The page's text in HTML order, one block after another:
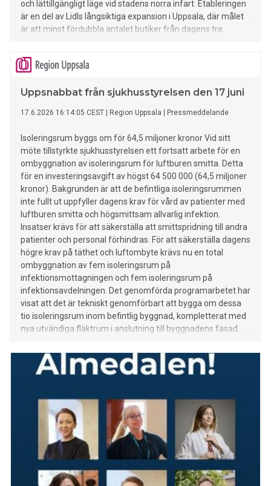
och lättillgängligt läge vid stadens norra infart. Etableringen
är en del av Lidls långsiktiga expansion i Uppsala, där målet
är att minst fördubbla antalet butiker från dagens tre.
Uppsnabbat från sjukhusstyrelsen den 17 juni
17.6.2026 16:14:05 CEST Region Uppsala Pressmeddelande
Isoleringsrum byggs om för 64,5 miljoner kronor Vid sitt
möte tillstyrkte sjukhusstyrelsen ett fortsatt arbete för en
ombyggnation av isoleringsrum för luftburen smitta. Detta
för en investeringsavgift av högst 64 500 000 (64,5 miljoner
kronor). Bakgrunden är att de befintliga isoleringsrummen
inte fullt ut uppfyller dagens krav för vård av patienter med
luftburen smitta och högsmittsam allvarlig infektion.
Insatser krävs för att säkerställa att smittspridning till andra
patienter och personal förhindras. För att säkerställa dagens
högre krav på täthet och luftombyte krävs nu en total
ombyggnation av fem isoleringsrum på
infektionsmottagningen och fem isoleringsrum på
infektionsavdelningen. Det genomförda programarbetet har
visat att det är tekniskt genomförbart att bygga om dessa
tio isoleringsrum inom befintlig byggnad, kompletterat med
nya utvändiga fläktrum i anslutning till byggnadens fasad.
genomförande till avslutade entreprenadarbeten